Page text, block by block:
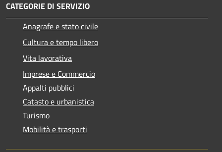
CATEGORIE DI SERVIZIO
Anagrafe e stato civile
Cultura e tempo libero
Vita lavorativa
Imprese e Commercio
Appalti pubblici
Catasto e urbanistica
Turismo
Mobilità e trasporti